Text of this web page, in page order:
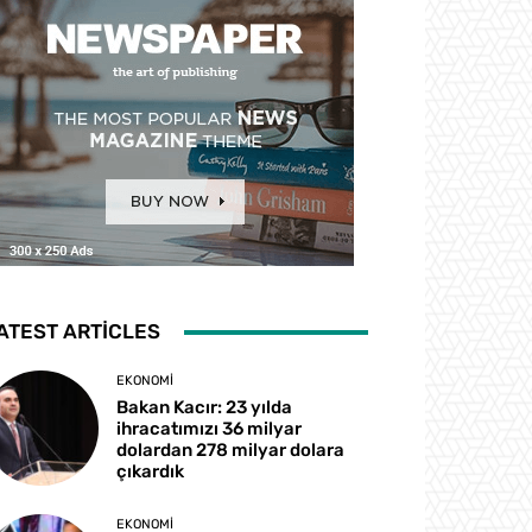
ARTICLES
EKONOMI
Bakan Kacır: 23 yılda
ihracatımızı 36 milyar
dolardan 278 milyar dolara
çıkardık
EKONOMI